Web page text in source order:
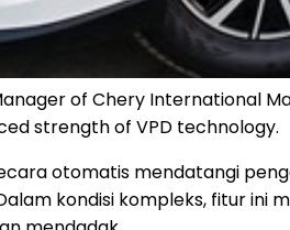
of Chery International
strength of VPD technology.
otomatis mendatangi
kondisi kompleks, fitur